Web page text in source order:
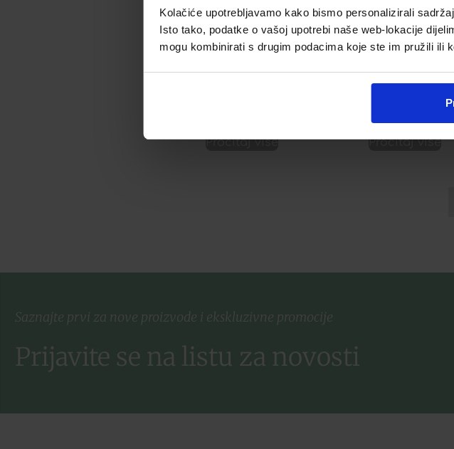
Kolačiće upotrebljavamo kako bismo personalizirali
Isto tako, podatke o vašoj upotrebi naše web-lokacije
mogu kombinirati s drugim podacima koje ste im pružili ili
CAUDALIE THE DES
VIGNES LOSION ZA
TIJELO 200ML
23,63€
Pročitaj više
CAUDALIE ELIKSIR
MIRIS SMOKVE
32,91€
Dodaj u listu
Pročitaj više
Saznajte prvi za nove proizvode i ekskluzivne promocije
Prijavite se na listu za novosti